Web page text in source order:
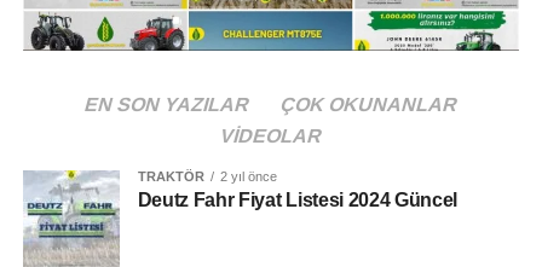
Case IH JX80E FAZ V
Tork
341 Nm
EN SON YAZILAR
ÇOK OKUNANLAR
VIDEOLAR
TRAKTÖR 2 yıl önce
Deutz Fahr Fiyat Listesi 2024 Güncel